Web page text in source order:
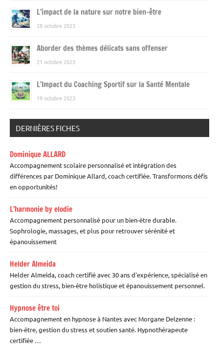
L’impact de la nature sur notre bien-être
28 octobre 2023
Aborder des thèmes délicats sans offenser
21 octobre 2023
L’Impact du Coaching Sportif sur la Santé Mentale
19 octobre 2023
DERNIÈRES FICHES
Dominique ALLARD
Accompagnement scolaire personnalisé et intégration des
différences par Dominique Allard, coach certifiée. Transformons défis
en opportunités!
L’harmonie by elodie
Accompagnement personnalisé pour un bien-être durable.
Sophrologie, massages, et plus pour retrouver sérénité et
épanouissement
Helder Almeida
Helder Almeida, coach certifié avec 30 ans d'expérience, spécialisé en
gestion du stress, bien-être holistique et épanouissement personnel.
Hypnose être toi
Accompagnement en hypnose à Nantes avec Morgane Delzenne :
bien-être, gestion du stress et soutien santé. Hypnothérapeute
certifiée …